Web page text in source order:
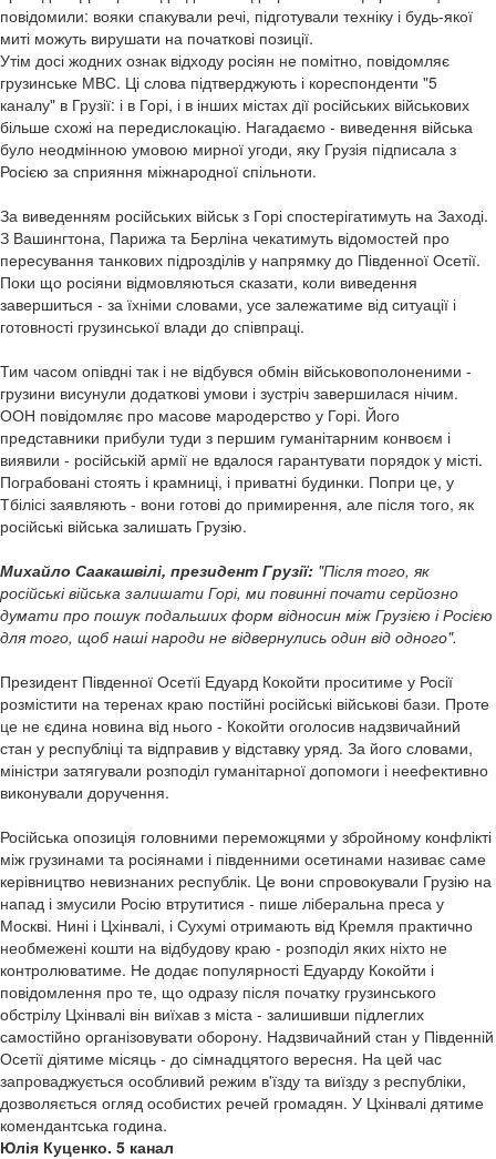
повідомили: вояки спакували речі, підготували техніку і будь-якої
миті можуть вирушати на початкові позиції.
Утім досі жодних ознак відходу росіян не помітно, повідомляє
грузинське МВС. Ці слова підтверджують і кореспонденти "5
каналу" в Грузії: і в Горі, і в інших містах дії російських військових
більше схожі на передислокацію. Нагадаємо - виведення війська
було неодмінною умовою мирної угоди, яку Грузія підписала з
Росією за сприяння міжнародної спільноти.
За виведенням російських військ з Горі спостерігатимуть на Заході.
З Вашингтона, Парижа та Берліна чекатимуть відомостей про
пересування танкових підрозділів у напрямку до Південної Осетії.
Поки що росіяни відмовляються сказати, коли виведення
завершиться - за їхніми словами, усе залежатиме від ситуації і
готовності грузинської влади до співпраці.
Тим часом опівдні так і не відбувся обмін військовополоненими -
грузини висунули додаткові умови і зустріч завершилася нічим.
ООН повідомляє про масове мародерство у Горі. Його
представники прибули туди з першим гуманітарним конвоєм і
виявили - російській армії не вдалося гарантувати порядок у місті.
Пограбовані стоять і крамниці, і приватні будинки. Попри це, у
Тбілісі заявляють - вони готові до примирення, але після того, як
російські війська залишать Грузію.
Михайло Саакашвілі, президент Грузії: "Після того, як
російські війська залишати Горі, ми повинні почати серйозно
думати про пошук подальших форм відносин між Грузією і Росією
для того, щоб наші народи не відвернулись один від одного".
Президент Південної Осетїі Едуард Кокойти проситиме у Росії
розмістити на теренах краю постійні російські військові бази. Проте
це не єдина новина від нього - Кокойти оголосив надзвичайний
стан у республіці та відправив у відставку уряд. За його словами,
міністри затягували розподіл гуманітарної допомоги і неефективно
виконували доручення.
Російська опозиція головними переможцями у збройному конфлікті
між грузинами та росіянами і південними осетинами називає саме
керівництво невизнаних республік. Це вони спровокували Грузію на
напад і змусили Росію втрутитися - пише ліберальна преса у
Москві. Нині і Цхінвалі, і Сухумі отримають від Кремля практично
необмежені кошти на відбудову краю - розподіл яких ніхто не
контролюватиме. Не додає популярності Едуарду Кокойти і
повідомлення про те, що одразу після початку грузинського
обстрілу Цхінвалі він виїхав з міста - залишивши підлеглих
самостійно організовувати оборону. Надзвичайний стан у Південній
Осетії діятиме місяць - до сімнадцятого вересня. На цей час
запроваджується особливий режим в'їзду та виїзду з республіки,
дозволяється огляд особистих речей громадян. У Цхінвалі дятиме
комендантська година.
Юлія Куценко. 5 канал